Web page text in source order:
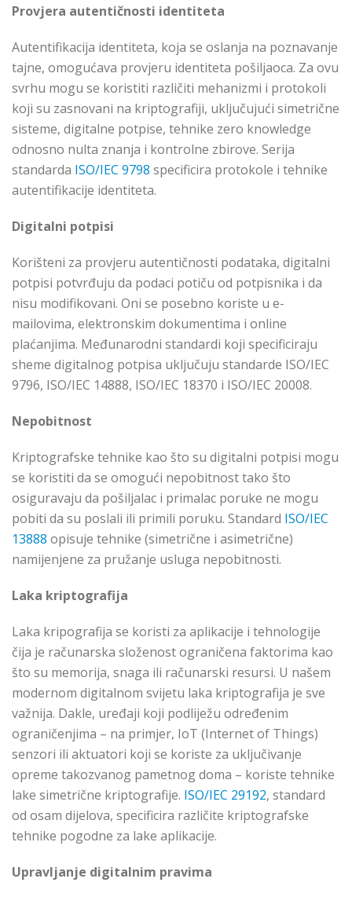
Provjera autentičnosti identiteta
Autentifikacija identiteta, koja se oslanja na poznavanje
tajne, omogućava provjeru identiteta pošiljaoca. Za ovu
svrhu mogu se koristiti različiti mehanizmi i protokoli
koji su zasnovani na kriptografiji, uključujući simetrične
sisteme, digitalne potpise, tehnike zero knowledge
odnosno nulta znanja i kontrolne zbirove. Serija
standarda ISO/IEC 9798 specificira protokole i tehnike
autentifikacije identiteta.
Digitalni potpisi
Korišteni za provjeru autentičnosti podataka, digitalni
potpisi potvrđuju da podaci potiču od potpisnika i da
nisu modifikovani. Oni se posebno koriste u e-
mailovima, elektronskim dokumentima i online
plaćanjima. Međunarodni standardi koji specificiraju
sheme digitalnog potpisa uključuju standarde ISO/IEC
9796, ISO/IEC 14888, ISO/IEC 18370 i ISO/IEC 20008.
Nepobitnost
Kriptografske tehnike kao što su digitalni potpisi mogu
se koristiti da se omogući nepobitnost tako što
osiguravaju da pošiljalac i primalac poruke ne mogu
pobiti da su poslali ili primili poruku. Standard ISO/IEC
13888 opisuje tehnike (simetrične i asimetrične)
namijenjene za pružanje usluga nepobitnosti.
Laka kriptografija
Laka kripografija se koristi za aplikacije i tehnologije
čija je računarska složenost ograničena faktorima kao
što su memorija, snaga ili računarski resursi. U našem
modernom digitalnom svijetu laka kriptografija je sve
važnija. Dakle, uređaji koji podliježu određenim
ograničenjima – na primjer, IoT (Internet of Things)
senzori ili aktuatori koji se koriste za uključivanje
opreme takozvanog pametnog doma – koriste tehnike
lake simetrične kriptografije. ISO/IEC 29192, standard
od osam dijelova, specificira različite kriptografske
tehnike pogodne za lake aplikacije.
Upravljanje digitalnim pravima